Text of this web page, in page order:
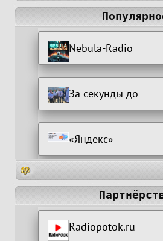
Nebula-Radio
За секунды до
«Яндекс»
Radiopotok.ru